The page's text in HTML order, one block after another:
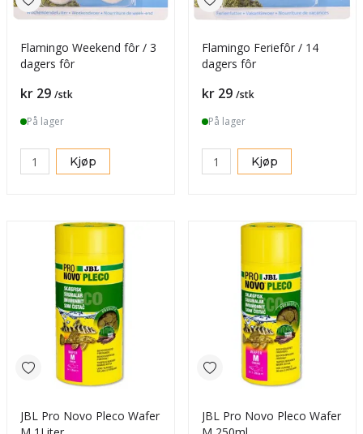
Flamingo Weekend fôr / 3
dagers fôr
Pris
kr 29 /stk
På lager
Kjøp
Flamingo Feriefôr / 14
dagers fôr
Pris
kr 29 /stk
På lager
Kjøp
JBL Pro Novo Pleco Wafer
JBL Pro Novo Pleco Wafer